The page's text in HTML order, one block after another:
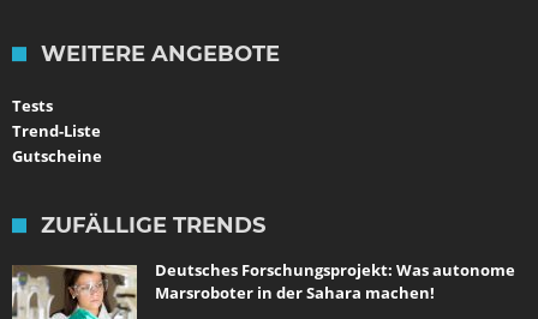
WEITERE ANGEBOTE
Tests
Trend-Liste
Gutscheine
ZUFÄLLIGE TRENDS
Deutsches Forschungsprojekt: Was autonome
Marsroboter in der Sahara machen!